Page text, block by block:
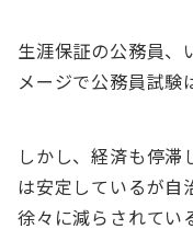
生涯保証の公務員、
メージで公務員試験
しかし、経済も停滞
は安定しているが自
徐々に減らされてい